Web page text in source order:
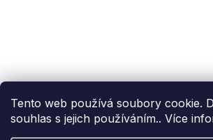
Tento web používá soubory cookie.
souhlas s jejich používáním.. Více